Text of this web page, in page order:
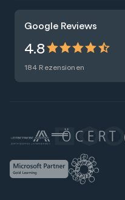
Google Reviews
4.8
184 Rezensionen
Presse
Nachhaltigkeit
Blog
Raummiete